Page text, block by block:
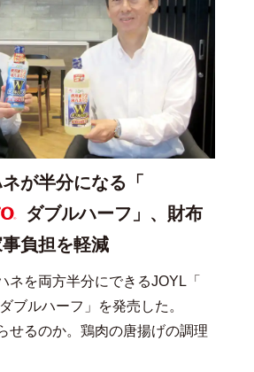
が半分になる「
ダブルハーフ」、財布
負担を軽減
ネを両方半分にできるJOYL「
ダブルハーフ」を発売した。
せるのか。鶏肉の唐揚げの調理